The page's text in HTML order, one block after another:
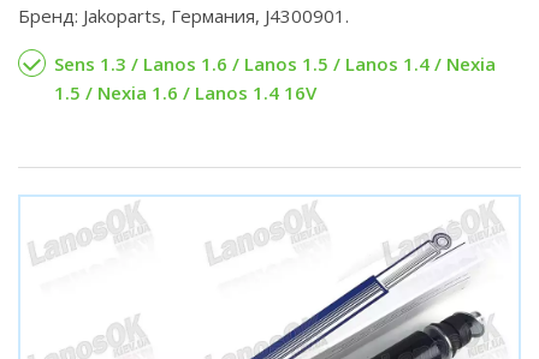
Бренд: Jakoparts, Германия, J4300901.
Sens 1.3 / Lanos 1.6 / Lanos 1.5 / Lanos 1.4 / Nexia
1.5 / Nexia 1.6 / Lanos 1.4 16V